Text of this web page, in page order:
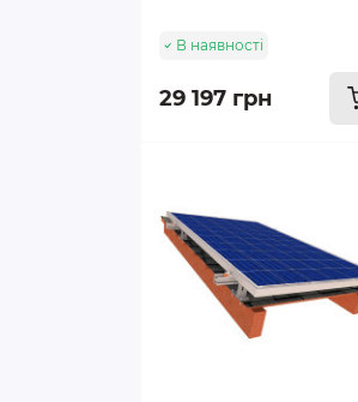
В наявності
29 197 грн